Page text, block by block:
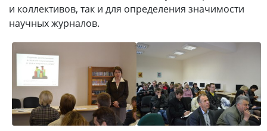
и коллективов, так и для определения значимости
научных журналов.